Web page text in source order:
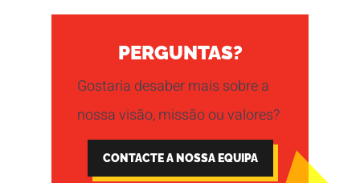
PERGUNTAS?
Gostaria desaber mais sobre a
nossa visão, missão ou valores?
CONTACTE A NOSSA EQUIPA